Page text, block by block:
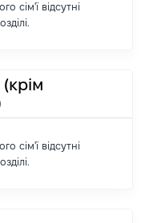
сім'ї відсутні
сім'ї відсутні